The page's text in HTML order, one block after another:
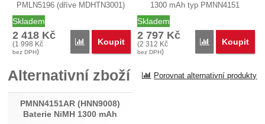
PMLN5196 (dříve MDHTN3001)
Skladem
2 418 Kč
(1 998 Kč
bez DPH)
Porovnat
Koupit
1300 mAh typ PMNN4151
Skladem
2 797 Kč
(2 312 Kč
bez DPH)
Porovnat
Koupit
Alternativní zboží Porovnat alternativní produkty
PMNN4151AR (HNN9008)
Baterie NiMH 1300 mAh